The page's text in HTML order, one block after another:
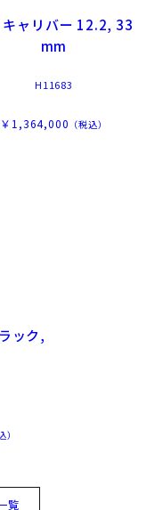
ャリバー 12.2, 33
mm
H11683
￥1,364,000 （税込）
ック,
）
覧